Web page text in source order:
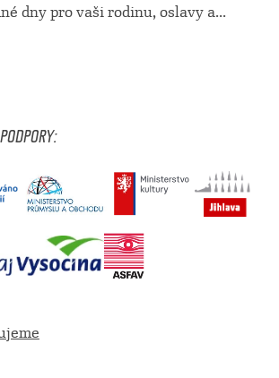
dny pro vaši rodinu, oslavy a...